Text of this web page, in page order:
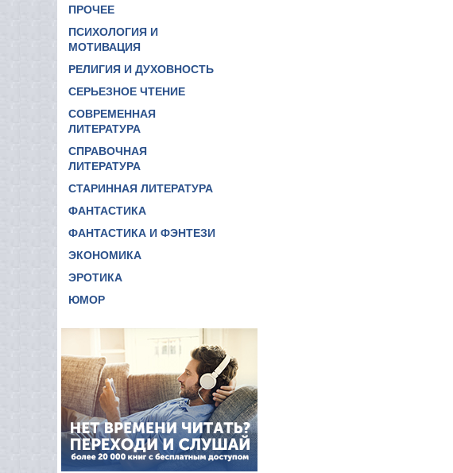
ПРОЧЕЕ
ПСИХОЛОГИЯ И
МОТИВАЦИЯ
РЕЛИГИЯ И ДУХОВНОСТЬ
СЕРЬЕЗНОЕ ЧТЕНИЕ
СОВРЕМЕННАЯ
ЛИТЕРАТУРА
СПРАВОЧНАЯ
ЛИТЕРАТУРА
СТАРИННАЯ ЛИТЕРАТУРА
ФАНТАСТИКА
ФАНТАСТИКА И ФЭНТЕЗИ
ЭКОНОМИКА
ЭРОТИКА
ЮМОР